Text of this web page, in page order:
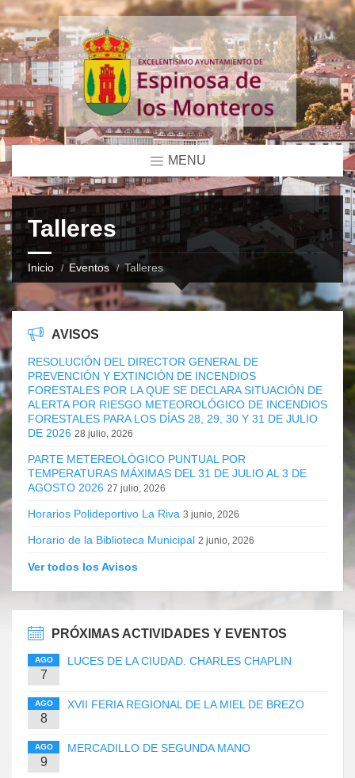
MENU
Talleres
Inicio Eventos Talleres
AVISOS
RESOLUCIÓN DEL DIRECTOR GENERAL DE
PREVENCIÓN Y EXTINCIÓN DE INCENDIOS
FORESTALES POR LA QUE SE DECLARA SITUACIÓN DE
ALERTA POR RIESGO METEOROLÓGICO DE INCENDIOS
FORESTALES PARA LOS DÍAS 28, 29, 30 Y 31 DE JULIO
DE 2026 28 julio, 2026
PARTE METEREOLÓGICO PUNTUAL POR
TEMPERATURAS MÁXIMAS DEL 31 DE JULIO AL 3 DE
AGOSTO 2026 27 julio, 2026
Horarios Polideportivo La Riva 3 junio, 2026
Horario de la Biblioteca Municipal 2 junio, 2026
Ver todos los Avisos
PRÓXIMAS ACTIVIDADES Y EVENTOS
AGO
7
LUCES DE LA CIUDAD. CHARLES CHAPLIN
AGO
8
XVII FERIA REGIONAL DE LA MIEL DE BREZO
AGO
9
MERCADILLO DE SEGUNDA MANO